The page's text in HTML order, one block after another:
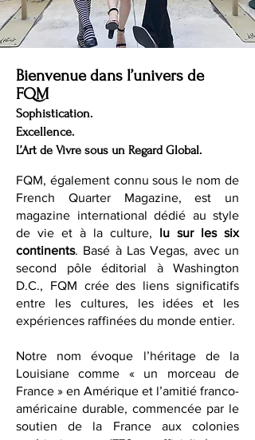
Bienvenue dans l’univers de
FQM
Sophistication.
Excellence.
L’Art de Vivre sous un Regard Global.
FQM, également connu sous le nom de
French Quarter Magazine, est un
magazine international dédié au style
de vie et à la culture,lu sur les six
continents. Basé à Las Vegas, avec un
second pôle éditorial à Washington
D.C., FQM crée des liens significatifs
entre les cultures, les idées et les
Notre nom évoque l’héritage de la
Louisiane comme « un morceau de
France » en Amérique et l’amitié franco-
américaine durable, commencée par le